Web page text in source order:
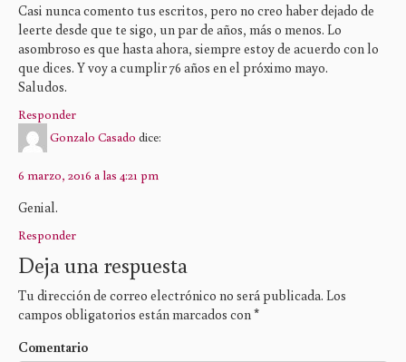
Casi nunca comento tus escritos, pero no creo haber dejado de
leerte desde que te sigo, un par de años, más o menos. Lo
asombroso es que hasta ahora, siempre estoy de acuerdo con lo
que dices. Y voy a cumplir 76 años en el próximo mayo.
Saludos.
Responder
Gonzalo Casado dice:
6 marzo, 2016 a las 4:21 pm
Genial.
Responder
Deja una respuesta
Tu dirección de correo electrónico no será publicada. Los
campos obligatorios están marcados con *
Comentario